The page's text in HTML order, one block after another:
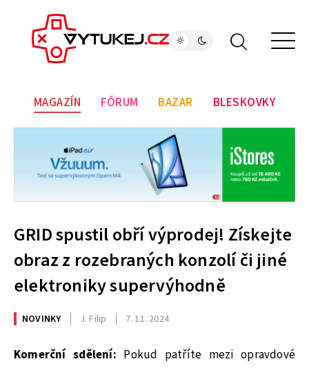
MAGAZÍN FÓRUM BAZAR BLESKOVKY
GRID spustil obří výprodej! Získejte
obraz z rozebraných konzolí či jiné
elektroniky supervýhodně
NOVINKY J. Filip 7. 11. 2024
Komerční sdělení: Pokud patříte mezi opravdové